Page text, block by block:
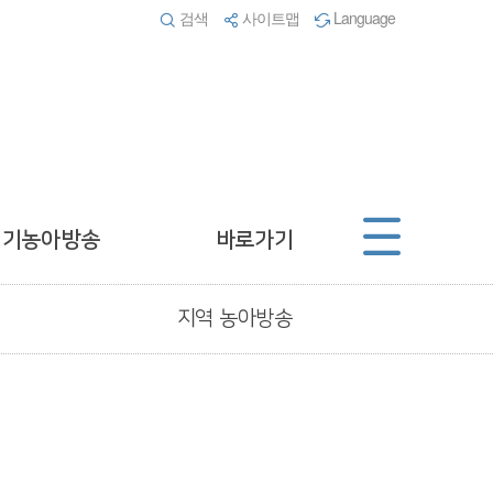
검색 사이트맵 Language
농아방송 바로가기
지역 농아방송